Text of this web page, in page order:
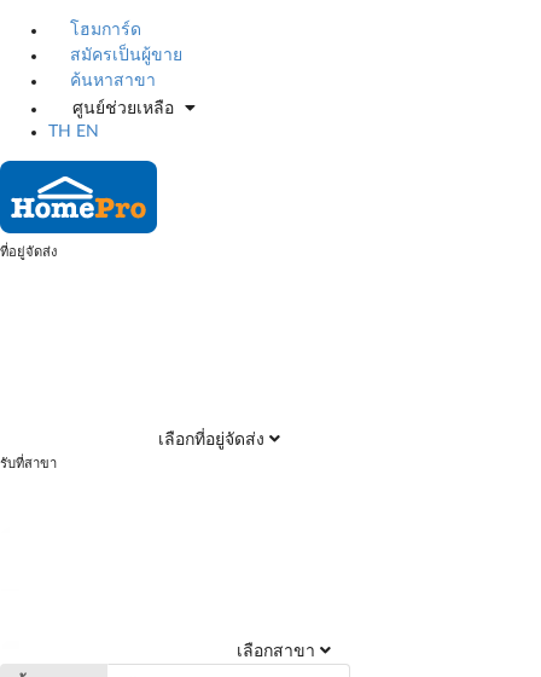
โฮมการ์ด
สมัครเป็นผู้ขาย
ค้นหาสาขา
ศูนย์ช่วยเหลือ
TH
EN
ที่อยู่จัดส่ง
เลือกที่อยู่จัดส่ง
รับที่สาขา
เลือกสาขา